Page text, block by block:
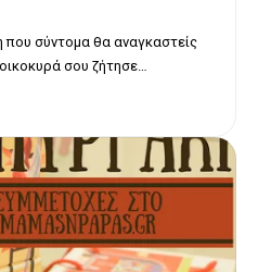
που σύντομα θα αναγκαστείς
σου ζήτησε…